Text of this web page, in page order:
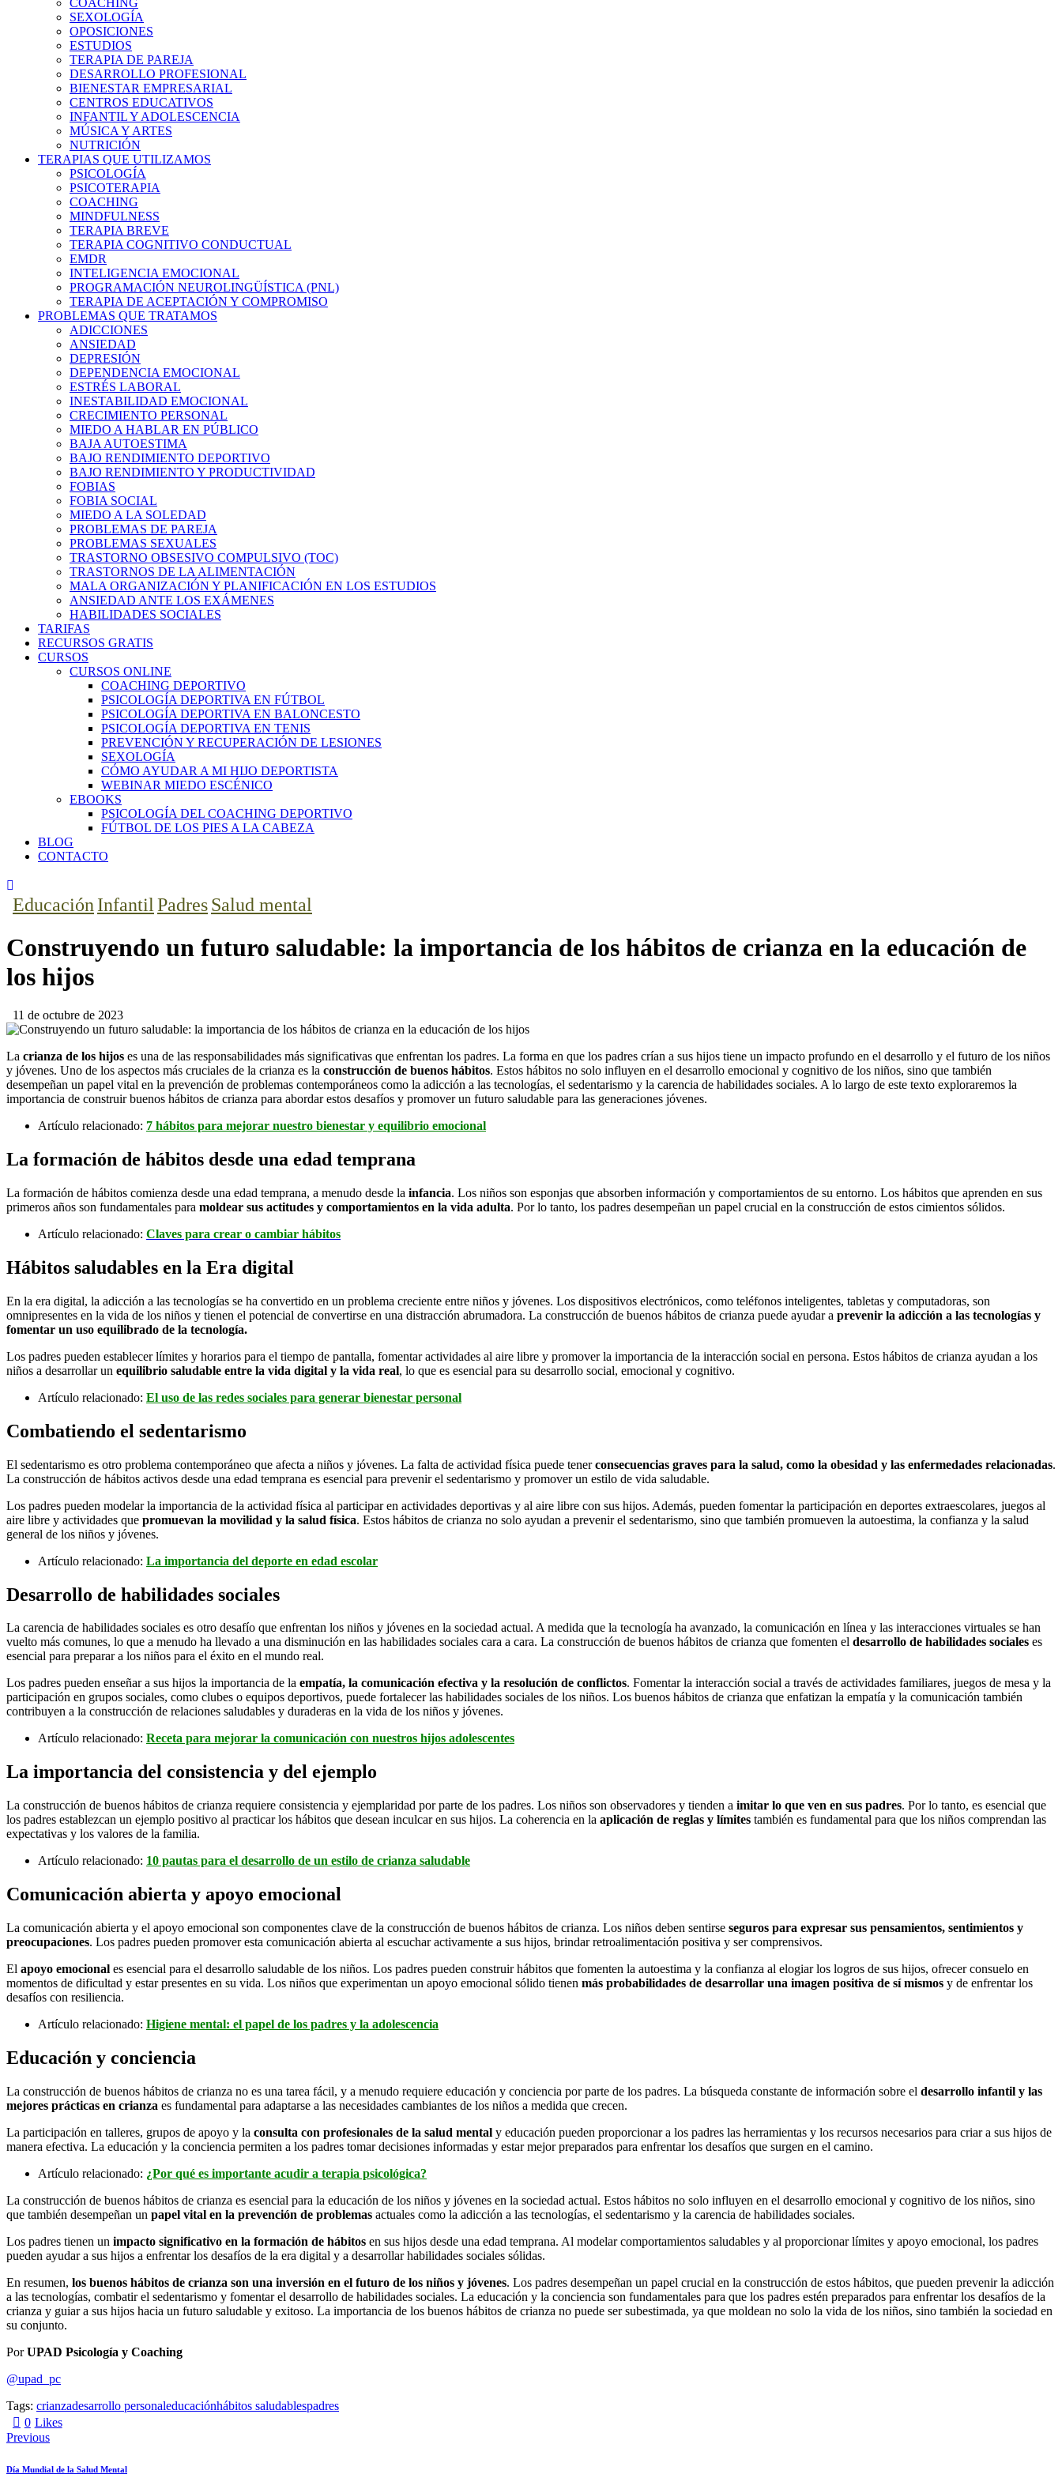
COACHING
SEXOLOGÍA
OPOSICIONES
ESTUDIOS
TERAPIA DE PAREJA
DESARROLLO PROFESIONAL
BIENESTAR EMPRESARIAL
CENTROS EDUCATIVOS
INFANTIL Y ADOLESCENCIA
MÚSICA Y ARTES
NUTRICIÓN
TERAPIAS QUE UTILIZAMOS
PSICOLOGÍA
PSICOTERAPIA
COACHING
MINDFULNESS
TERAPIA BREVE
TERAPIA COGNITIVO CONDUCTUAL
EMDR
INTELIGENCIA EMOCIONAL
PROGRAMACIÓN NEUROLINGÜÍSTICA (PNL)
TERAPIA DE ACEPTACIÓN Y COMPROMISO
PROBLEMAS QUE TRATAMOS
ADICCIONES
ANSIEDAD
DEPRESIÓN
DEPENDENCIA EMOCIONAL
ESTRÉS LABORAL
INESTABILIDAD EMOCIONAL
CRECIMIENTO PERSONAL
MIEDO A HABLAR EN PÚBLICO
BAJA AUTOESTIMA
BAJO RENDIMIENTO DEPORTIVO
BAJO RENDIMIENTO Y PRODUCTIVIDAD
FOBIAS
FOBIA SOCIAL
MIEDO A LA SOLEDAD
PROBLEMAS DE PAREJA
PROBLEMAS SEXUALES
TRASTORNO OBSESIVO COMPULSIVO (TOC)
TRASTORNOS DE LA ALIMENTACIÓN
MALA ORGANIZACIÓN Y PLANIFICACIÓN EN LOS ESTUDIOS
ANSIEDAD ANTE LOS EXÁMENES
HABILIDADES SOCIALES
TARIFAS
RECURSOS GRATIS
CURSOS
CURSOS ONLINE
COACHING DEPORTIVO
PSICOLOGÍA DEPORTIVA EN FÚTBOL
PSICOLOGÍA DEPORTIVA EN BALONCESTO
PSICOLOGÍA DEPORTIVA EN TENIS
PREVENCIÓN Y RECUPERACIÓN DE LESIONES
SEXOLOGÍA
CÓMO AYUDAR A MI HIJO DEPORTISTA
WEBINAR MIEDO ESCÉNICO
EBOOKS
PSICOLOGÍA DEL COACHING DEPORTIVO
FÚTBOL DE LOS PIES A LA CABEZA
BLOG
CONTACTO
facebook-
twitter-
EducaciónInfantilPadresSalud mental
Construyendo un futuro saludable: la importancia de los hábitos de crianza en la educación de
los hijos
11 de octubre de 2023
La crianza de los hijos es una de las responsabilidades más significativas que enfrentan los padres. La forma en que los padres crían a sus hijos tiene un impacto profundo en el desarrollo y el futuro de los niños
y jóvenes. Uno de los aspectos más cruciales de la crianza es la construcción de buenos hábitos. Estos hábitos no solo influyen en el desarrollo emocional y cognitivo de los niños, sino que también
desempeñan un papel vital en la prevención de problemas contemporáneos como la adicción a las tecnologías, el sedentarismo y la carencia de habilidades sociales. A lo largo de este texto exploraremos la
importancia de construir buenos hábitos de crianza para abordar estos desafíos y promover un futuro saludable para las generaciones jóvenes.
Artículo relacionado: 7 hábitos para mejorar nuestro bienestar y equilibrio emocional
La formación de hábitos desde una edad temprana
La formación de hábitos comienza desde una edad temprana, a menudo desde la infancia. Los niños son esponjas que absorben información y comportamientos de su entorno. Los hábitos que aprenden en sus
primeros años son fundamentales para moldear sus actitudes y comportamientos en la vida adulta. Por lo tanto, los padres desempeñan un papel crucial en la construcción de estos cimientos sólidos.
Artículo relacionado: Claves para crear o cambiar hábitos
Hábitos saludables en la Era digital
En la era digital, la adicción a las tecnologías se ha convertido en un problema creciente entre niños y jóvenes. Los dispositivos electrónicos, como teléfonos inteligentes, tabletas y computadoras, son
omnipresentes en la vida de los niños y tienen el potencial de convertirse en una distracción abrumadora. La construcción de buenos hábitos de crianza puede ayudar a prevenir la adicción a las tecnologías y
fomentar un uso equilibrado de la tecnología.
Los padres pueden establecer límites y horarios para el tiempo de pantalla, fomentar actividades al aire libre y promover la importancia de la interacción social en persona. Estos hábitos de crianza ayudan a los
niños a desarrollar un equilibrio saludable entre la vida digital y la vida real, lo que es esencial para su desarrollo social, emocional y cognitivo.
Artículo relacionado: El uso de las redes sociales para generar bienestar personal
Combatiendo el sedentarismo
El sedentarismo es otro problema contemporáneo que afecta a niños y jóvenes. La falta de actividad física puede tenerconsecuencias graves para la salud, como la obesidad y las enfermedades relacionadas.
La construcción de hábitos activos desde una edad temprana es esencial para prevenir el sedentarismo y promover un estilo de vida saludable.
Los padres pueden modelar la importancia de la actividad física al participar en actividades deportivas y al aire libre con sus hijos. Además, pueden fomentar la participación en deportes extraescolares, juegos al
aire libre y actividades que promuevan la movilidad y la salud física. Estos hábitos de crianza no solo ayudan a prevenir el sedentarismo, sino que también promueven la autoestima, la confianza y la salud
general de los niños y jóvenes.
Artículo relacionado: La importancia del deporte en edad escolar
Desarrollo de habilidades sociales
La carencia de habilidades sociales es otro desafío que enfrentan los niños y jóvenes en la sociedad actual. A medida que la tecnología ha avanzado, la comunicación en línea y las interacciones virtuales se han
vuelto más comunes, lo que a menudo ha llevado a una disminución en las habilidades sociales cara a cara. La construcción de buenos hábitos de crianza que fomenten el desarrollo de habilidades sociales es
esencial para preparar a los niños para el éxito en el mundo real.
Los padres pueden enseñar a sus hijos la importancia de la empatía, la comunicación efectiva y la resolución de conflictos. Fomentar la interacción social a través de actividades familiares, juegos de mesa y la
participación en grupos sociales, como clubes o equipos deportivos, puede fortalecer las habilidades sociales de los niños. Los buenos hábitos de crianza que enfatizan la empatía y la comunicación también
contribuyen a la construcción de relaciones saludables y duraderas en la vida de los niños y jóvenes.
Artículo relacionado: Receta para mejorar la comunicación con nuestros hijos adolescentes
La importancia del consistencia y del ejemplo
La construcción de buenos hábitos de crianza requiere consistencia y ejemplaridad por parte de los padres. Los niños son observadores y tienden a imitar lo que ven en sus padres. Por lo tanto, es esencial que
los padres establezcan un ejemplo positivo al practicar los hábitos que desean inculcar en sus hijos. La coherencia en la aplicación de reglas y límites también es fundamental para que los niños comprendan las
expectativas y los valores de la familia.
Artículo relacionado: 10 pautas para el desarrollo de un estilo de crianza saludable
Comunicación abierta y apoyo emocional
La comunicación abierta y el apoyo emocional son componentes clave de la construcción de buenos hábitos de crianza. Los niños deben sentirse seguros para expresar sus pensamientos, sentimientos y
preocupaciones. Los padres pueden promover esta comunicación abierta al escuchar activamente a sus hijos, brindar retroalimentación positiva y ser comprensivos.
El apoyo emocional es esencial para el desarrollo saludable de los niños. Los padres pueden construir hábitos que fomenten la autoestima y la confianza al elogiar los logros de sus hijos, ofrecer consuelo en
momentos de dificultad y estar presentes en su vida. Los niños que experimentan un apoyo emocional sólido tienen más probabilidades de desarrollar una imagen positiva de sí mismos y de enfrentar los
desafíos con resiliencia.
Artículo relacionado: Higiene mental: el papel de los padres y la adolescencia
Educación y conciencia
La construcción de buenos hábitos de crianza no es una tarea fácil, y a menudo requiere educación y conciencia por parte de los padres. La búsqueda constante de información sobre el desarrollo infantil y las
mejores prácticas en crianza es fundamental para adaptarse a las necesidades cambiantes de los niños a medida que crecen.
La participación en talleres, grupos de apoyo y la consulta con profesionales de la salud mental y educación pueden proporcionar a los padres las herramientas y los recursos necesarios para criar a sus hijos de
manera efectiva. La educación y la conciencia permiten a los padres tomar decisiones informadas y estar mejor preparados para enfrentar los desafíos que surgen en el camino.
Artículo relacionado: ¿Por qué es importante acudir a terapia psicológica?
La construcción de buenos hábitos de crianza es esencial para la educación de los niños y jóvenes en la sociedad actual. Estos hábitos no solo influyen en el desarrollo emocional y cognitivo de los niños, sino
que también desempeñan un papel vital en la prevención de problemas actuales como la adicción a las tecnologías, el sedentarismo y la carencia de habilidades sociales.
Los padres tienen un impacto significativo en la formación de hábitos en sus hijos desde una edad temprana. Al modelar comportamientos saludables y al proporcionar límites y apoyo emocional, los padres
pueden ayudar a sus hijos a enfrentar los desafíos de la era digital y a desarrollar habilidades sociales sólidas.
En resumen, los buenos hábitos de crianza son una inversión en el futuro de los niños y jóvenes. Los padres desempeñan un papel crucial en la construcción de estos hábitos, que pueden prevenir la adicción
a las tecnologías, combatir el sedentarismo y fomentar el desarrollo de habilidades sociales. La educación y la conciencia son fundamentales para que los padres estén preparados para enfrentar los desafíos de la
crianza y guiar a sus hijos hacia un futuro saludable y exitoso. La importancia de los buenos hábitos de crianza no puede ser subestimada, ya que moldean no solo la vida de los niños, sino también la sociedad en
su conjunto.
PorUPAD Psicología y Coaching
@upad_pc
Tags: crianzadesarrollo personaleducaciónhábitos saludablespadres
0 Likes
Navegación
de
Previous
Día Mundial de la Salud Mental